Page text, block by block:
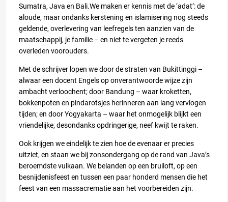
Sumatra, Java en Bali.We maken er kennis met de ‘adat’: de
aloude, maar ondanks kerstening en islamisering nog steeds
geldende, overlevering van leefregels ten aanzien van de
maatschappij, je familie – en niet te vergeten je reeds
overleden voorouders.
Met de schrijver lopen we door de straten van Bukittinggi –
alwaar een docent Engels op onverantwoorde wijze zijn
ambacht verloochent; door Bandung – waar kroketten,
bokkenpoten en pindarotsjes herinneren aan lang vervlogen
tijden; en door Yogyakarta – waar het onmogelijk blijkt een
vriendelijke, desondanks opdringerige, neef kwijt te raken.
Ook krijgen we eindelijk te zien hoe de evenaar er precies
uitziet, en staan we bij zonsondergang op de rand van Java’s
beroemdste vulkaan. We belanden op een bruiloft, op een
besnijdenisfeest en tussen een paar honderd mensen die het
feest van een massacrematie aan het voorbereiden zijn.